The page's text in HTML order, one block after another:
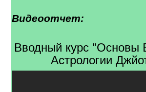
Видеоотчет:
Вводный курс "Основы
Астрологии